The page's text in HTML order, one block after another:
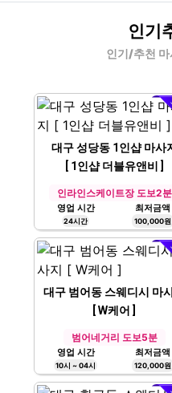
인기
인기/추천
대구 성당동 1인샵 마사
[ 1인샵 더블유앤비 ]
인라인스케이트장 도보2분
영업 시간
24시간
최저금액
100,000원
대구 범어동 스웨디시 마
[ W케어 ]
범어네거리 도보5분
영업 시간
10시 ~ 04시
최저금액
120,000원